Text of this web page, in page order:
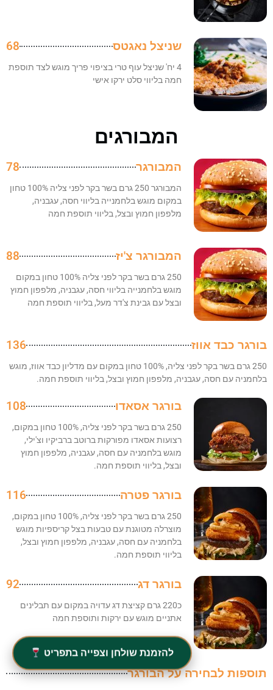
שניצל נאגטס 68
4 יח' שניצל עוף טרי בציפוי פריך מוגש לצד תוספת
חמה בליווי סלט ירקו אישי
המבורגים
המבורגר 78
המבורגר 250 גרם בשר בקר לפני צליה 100% טחון
במקום מוגש בלחמנייה בליווי חסה, עגבניה,
מלפפון חמוץ ובצל, בליווי תוספת חמה
המבורגר צ'יז 88
250 גרם בשר בקר לפני צליה 100% טחון במקום
מוגש בלחמנייה בליווי חסה, עגבניה, מלפפון חמוץ
ובצל עם גבינת צ'דר מעל, בליווי תוספת חמה
בורגר כבד אווז 136
250 גרם בשר בקר לפני צליה, 100% טחון במקום עם מדליון כבד אווז, מוגש
בלחמניה עם חסה, עגבניה, מלפפון חמוץ ובצל, בליווי תוספת חמה.
בורגר אסאדו 108
250 גרם בשר בקר לפני צליה, 100% טחון במקום,
רצועות אסאדו מפורקות ברוטב ברביקיו וצ'ילי,
מוגש בלחמניה עם חסה, עגבניה, מלפפון חמוץ
ובצל, בליווי תוספת חמה.
בורגר פטרה 116
250 גרם בשר בקר לפני צליה, 100% טחון במקום,
מוצרלה מטוגנת עם טבעות בצל קריספיות מוגש
בלחמניה עם חסה, עגבניה, מלפפון חמוץ ובצל,
בליווי תוספת חמה.
בורגר דג 92
כ220 גרם קציצת דג עדויה במקום עם תבלינים
אתניים מוגש עם ירקות ותוספת חמה
תוספות לבחירה על הבורגר
להזמנת שולחן וצפייה בתפריט